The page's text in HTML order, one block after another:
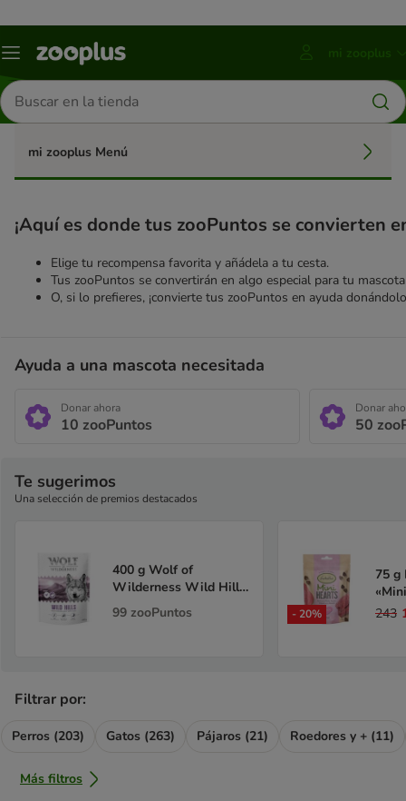
Menú
Pulsa
ENTER
tu
mi zooplus
Buscar
productos
mi zooplus Menú
¡Aquí es donde tus zooPuntos se convierten
Elige tu recompensa favorita y añádela a tu cesta.
Tus zooPuntos se convertirán en algo especial para tu
O, si lo prefieres, ¡convierte tus zooPuntos en ayuda
Ayuda a una mascota necesitada
Donar ahora
10 zooPuntos
Donar
50
Te sugerimos
Una selección de premios destacados
400 g Wolf of
Wilderness Wild Hills
con pato - Receta
nueva
99 zooPuntos - 20%
75 g
con
243
Filtrar por:
Perros (203) Gatos (263) Pájaros (21) Roedores y + (11)
Más filtros